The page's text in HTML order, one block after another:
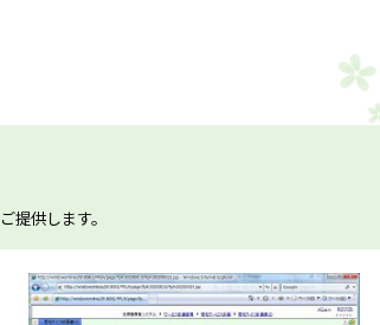
提供します。